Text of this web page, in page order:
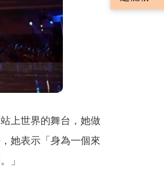
上世界的舞台，她做
她表示「身為一個來
」